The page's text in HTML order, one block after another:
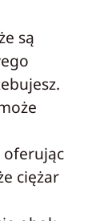
są
oferując
ciężar